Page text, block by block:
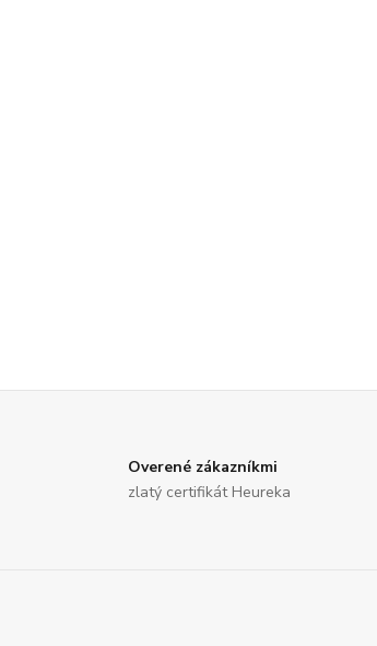
Overené zákazníkmi
zlatý certifikát Heureka